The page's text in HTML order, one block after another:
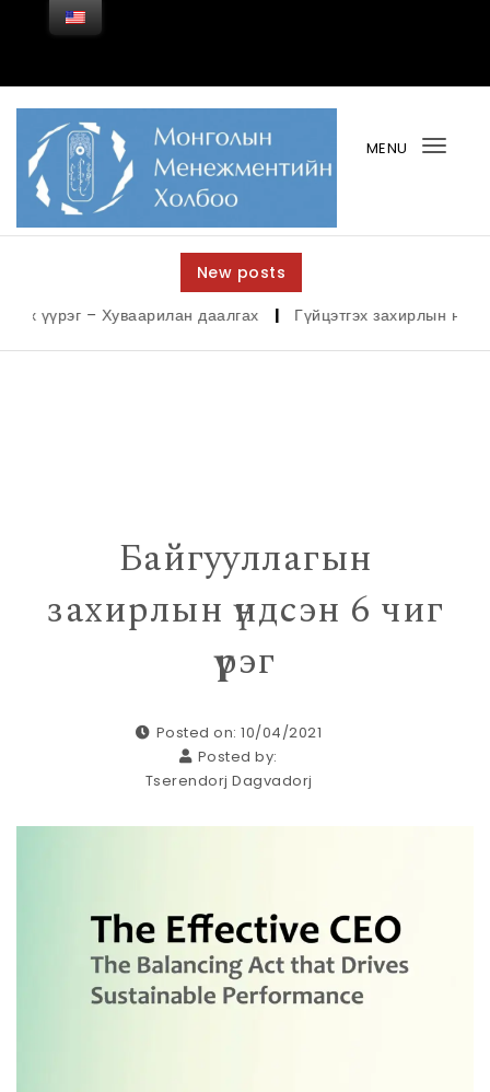
MENU
New posts
– Хуваарилан даалгах | Гүйцэтгэх захирлын нэг дэх чиг
Байгууллагын
захирлын үндсэн 6 чиг
үүрэг
Posted on: 10/04/2021
Posted by:
Tserendorj Dagvadorj